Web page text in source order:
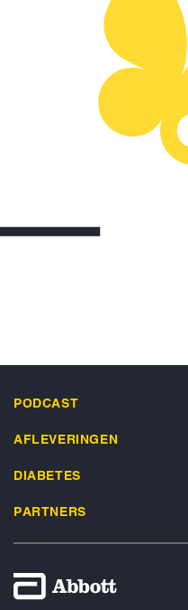
PODCAST
AFLEVERINGEN
DIABETES
PARTNERS